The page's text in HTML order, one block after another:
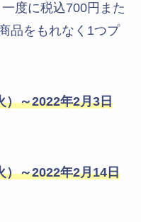
度に税込700円また
品をもれなく1つプ
）～2022年2月3日
）～2022年2月14日